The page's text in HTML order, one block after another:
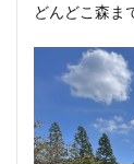
どんどこ森ま